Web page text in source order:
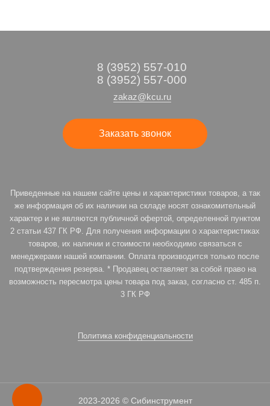
8 (3952) 557-010
8 (3952) 557-000
zakaz@kcu.ru
Заказать звонок
Приведенные на нашем сайте цены и характеристики товаров, а так
же информация об их наличии на складе носят ознакомительный
характер и не являются публичной офертой, определенной пунктом
2 статьи 437 ГК РФ. Для получения информации о характеристиках
товаров, их наличии и стоимости необходимо связаться с
менеджерами нашей компании. Оплата производится только после
подтверждения резерва. * Продавец оставляет за собой право на
возможность пересмотра цены товара под заказ, согласно ст. 485 п.
3 ГК РФ
Политика конфиденциальности
2023-2026 © Сибинструмент